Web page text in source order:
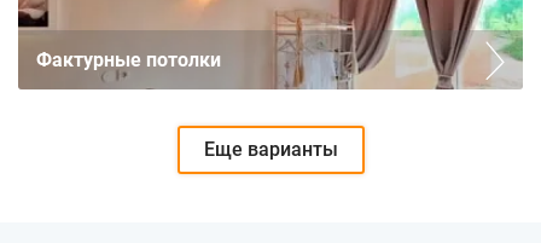
Фактурные потолки
Еще варианты